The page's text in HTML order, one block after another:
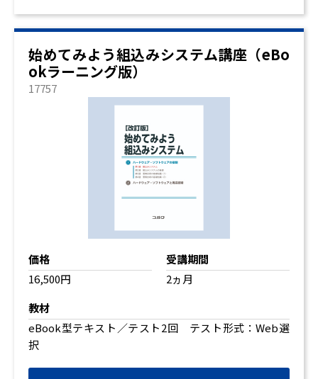
始めてみよう組込みシステム講座（eBo
okラーニング版）
17757
価格
16,500円
受講期間
2ヵ月
教材
eBook型テキスト／テスト2回 テスト形式：Web選
択